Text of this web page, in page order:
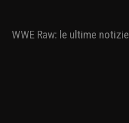
WWE Raw: le ultime notizie